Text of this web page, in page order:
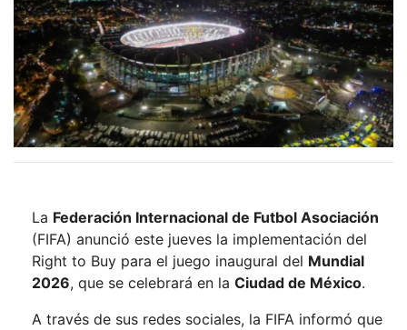
La Federación Internacional de Futbol Asociación
(FIFA) anunció este jueves la implementación del
Right to Buy para el juego inaugural del Mundial
2026, que se celebrará en la Ciudad de México.
A través de sus redes sociales, la FIFA informó que